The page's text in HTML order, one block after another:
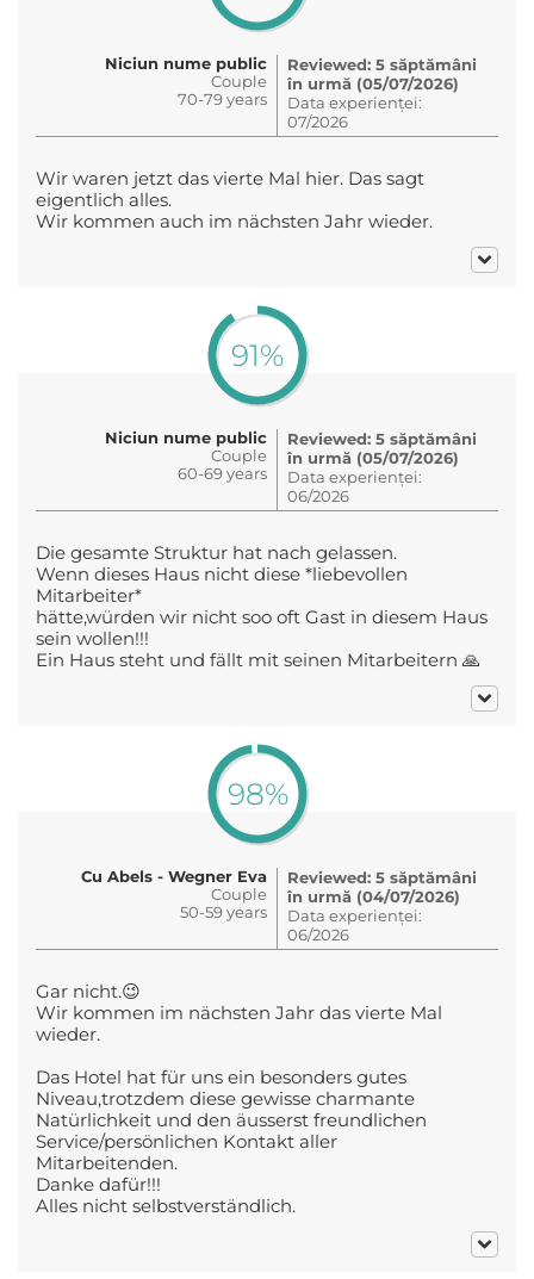
Niciun nume public
Couple
70-79 years
Reviewed: 5 săptămâni
în urmă (05/07/2026)
Data experienței:
07/2026
Wir waren jetzt das vierte Mal hier. Das sagt
eigentlich alles.
Wir kommen auch im nächsten Jahr wieder.
91%
Niciun nume public
Couple
60-69 years
Reviewed: 5 săptămâni
în urmă (05/07/2026)
Data experienței:
06/2026
Die gesamte Struktur hat nach gelassen.
Wenn dieses Haus nicht diese *liebevollen
Mitarbeiter*
hätte,würden wir nicht soo oft Gast in diesem Haus
sein wollen!!!
Ein Haus steht und fällt mit seinen Mitarbeitern 🙏
98%
Cu Abels - Wegner Eva
Couple
50-59 years
Reviewed: 5 săptămâni
în urmă (04/07/2026)
Data experienței:
06/2026
Gar nicht.😉
Wir kommen im nächsten Jahr das vierte Mal
wieder.
Das Hotel hat für uns ein besonders gutes
Niveau,trotzdem diese gewisse charmante
Natürlichkeit und den äusserst freundlichen
Service/persönlichen Kontakt aller
Mitarbeitenden.
Danke dafür!!!
Alles nicht selbstverständlich.